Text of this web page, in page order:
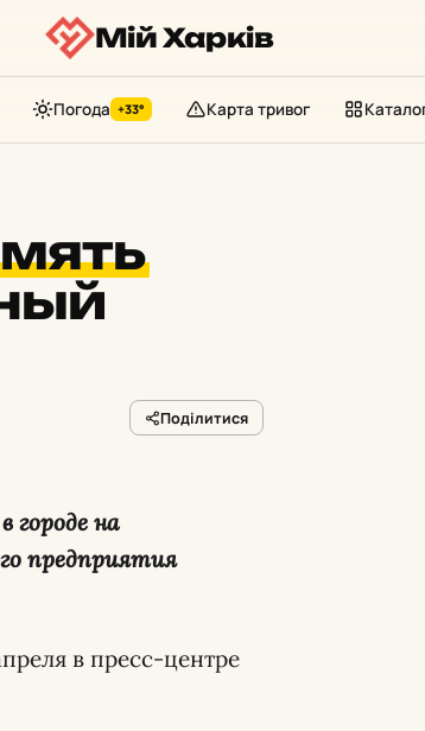
Мій Харків
Погода +33° Карта тривог
Поділитися
городе на
предприятия
в пресс-центре